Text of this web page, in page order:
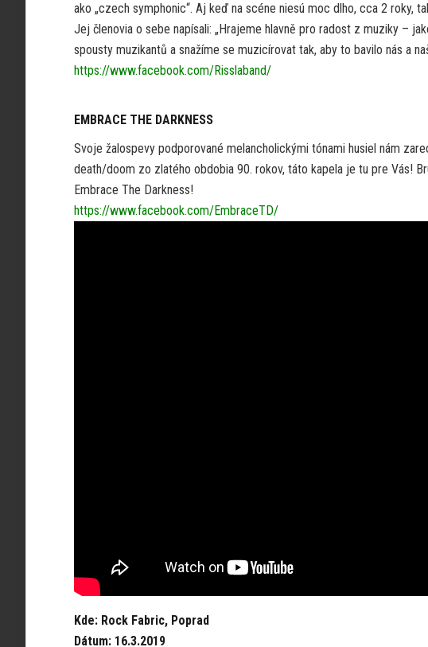
ako „czech symphonic“. Aj keď na scéne niesú moc dlho, cca 2 roky,
Jej členovia o sebe napísali: „Hrajeme hlavně pro radost z muziky –
spousty muzikantů a snažíme se muzicírovat tak, aby to bavilo nás a
https://www.facebook.com/Risslaband/
EMBRACE THE DARKNESS
Svoje žalospevy podporované melancholickými tónami husiel nám
death/doom zo zlatého obdobia 90. rokov, táto kapela je tu pre Vás!
Embrace The Darkness!
https://www.facebook.com/EmbraceTD/
Kde: Rock Fabric, Poprad
Dátum: 16.3.2019